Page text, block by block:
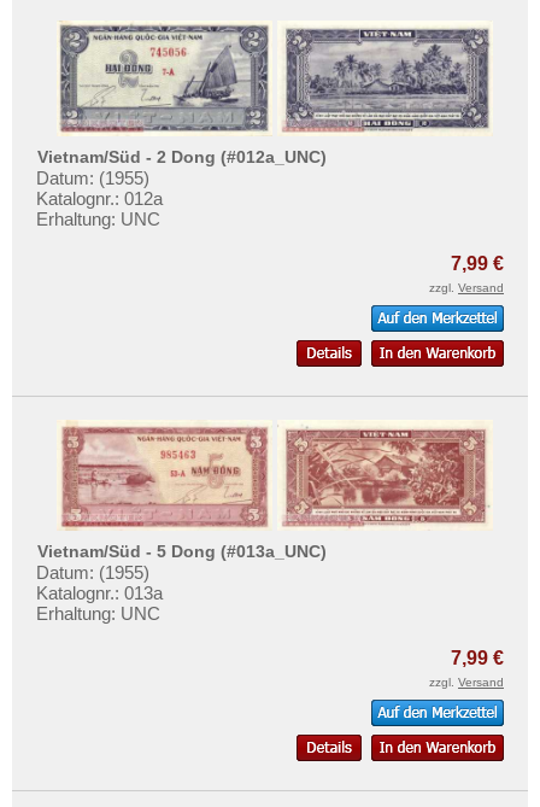
Vietnam/Süd - 2 Dong (#012a_UNC)
Datum: (1955)
Katalognr.: 012a
Erhaltung: UNC
7,99 €
zzgl. Versand
Vietnam/Süd - 5 Dong (#013a_UNC)
Datum: (1955)
Katalognr.: 013a
Erhaltung: UNC
7,99 €
zzgl. Versand